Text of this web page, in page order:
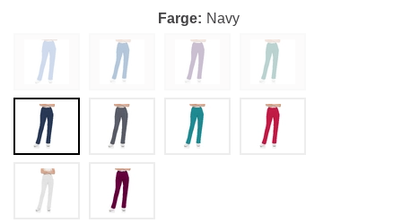
Farge Navy